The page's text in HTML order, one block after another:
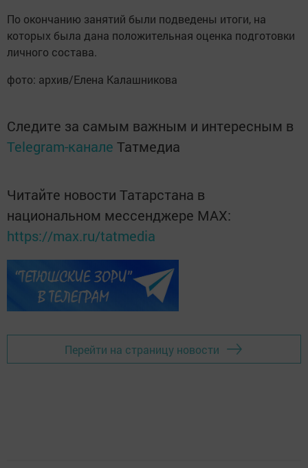
По окончанию занятий были подведены итоги, на
которых была дана положительная оценка подготовки
личного состава.
фото: архив/Елена Калашникова
Следите за самым важным и интересным в
Telegram-канале Татмедиа
Читайте новости Татарстана в
национальном мессенджере MАХ:
https://max.ru/tatmedia
Перейти на страницу новости